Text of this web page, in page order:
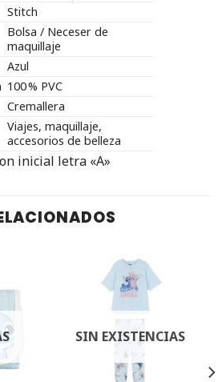
Stitch
Bolsa / Neceser de
maquillaje
Azul
100 % PVC
Cremallera
Viajes, maquillaje,
accesorios de belleza
inicial letra «A»
SIN EXISTENCIAS